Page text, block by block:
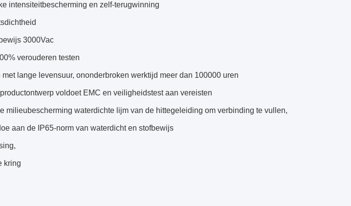
intensiteitbescherming en zelf-terugwinning
3000Vac
verouderen testen
lange levensuur, ononderbroken werktijd meer dan 100000 uren
voldoet EMC en veiligheidstest aan vereisten
milieubescherming waterdichte lijm van de hittegeleiding om verbinding te vullen,
aan de IP65-norm van waterdicht en stofbewijs
kring